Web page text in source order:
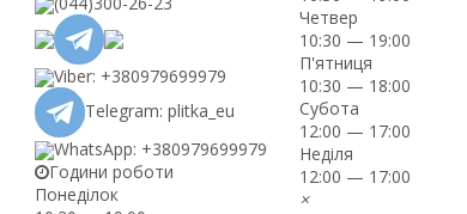
Viber: +380979699979
Telegram: plitka_eu
WhatsApp: +380979699979
Години роботи
Понеділок
Четвер
10:30 — 19:00
П'ятниця
10:30 — 18:00
Субота
12:00 — 17:00
Неділя
12:00 — 17:00
×